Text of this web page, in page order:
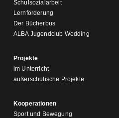
Schulsozialarbeit
Lernförderung
Der Bücherbus
ALBA Jugendclub Wedding
Projekte
im Unterricht
außerschulische Projekte
Kooperationen
Sport und Bewegung